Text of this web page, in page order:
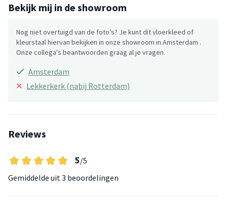
Bekijk mij in de showroom
Nog niet overtuigd van de foto’s? Je kunt dit vloerkleed of
kleurstaal hiervan bekijken in onze showroom in Amsterdam .
Onze collega's beantwoorden graag al je vragen.
Amsterdam
× Lekkerkerk (nabij Rotterdam)
Reviews
5/5
Gemiddelde uit 3 beoordelingen